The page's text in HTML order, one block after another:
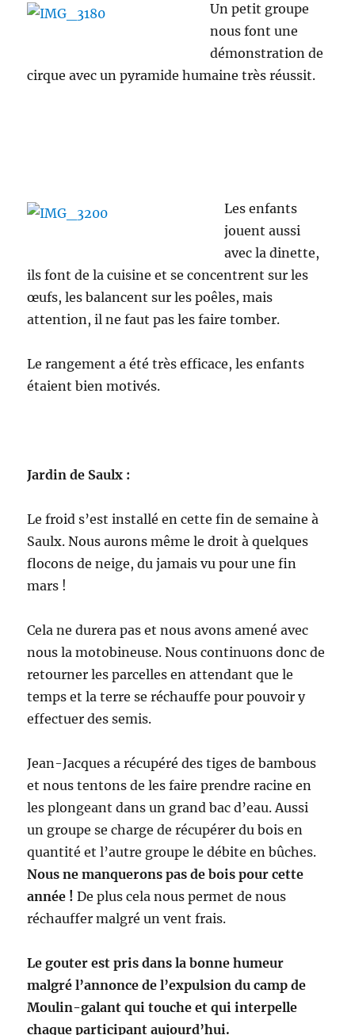
Un petit groupe
nous font une
démonstration de
cirque avec un pyramide humaine très réussit.
Les enfants
jouent aussi
avec la dinette,
ils font de la cuisine et se concentrent sur les
œufs, les balancent sur les poêles, mais
attention, il ne faut pas les faire tomber.
Le rangement a été très efficace, les enfants
étaient bien motivés.
Jardin de Saulx :
Le froid s’est installé en cette fin de semaine à
Saulx. Nous aurons même le droit à quelques
flocons de neige, du jamais vu pour une fin
mars !
Cela ne durera pas et nous avons amené avec
nous la motobineuse. Nous continuons donc de
retourner les parcelles en attendant que le
temps et la terre se réchauffe pour pouvoir y
effectuer des semis.
Jean-Jacques a récupéré des tiges de bambous
et nous tentons de les faire prendre racine en
les plongeant dans un grand bac d’eau. Aussi
un groupe se charge de récupérer du bois en
quantité et l’autre groupe le débite en bûches.
Nous ne manquerons pas de bois pour cette
année ! De plus cela nous permet de nous
réchauffer malgré un vent frais.
Le gouter est pris dans la bonne humeur
malgré l’annonce de l’expulsion du camp de
Moulin-galant qui touche et qui interpelle
chaque participant aujourd’hui.